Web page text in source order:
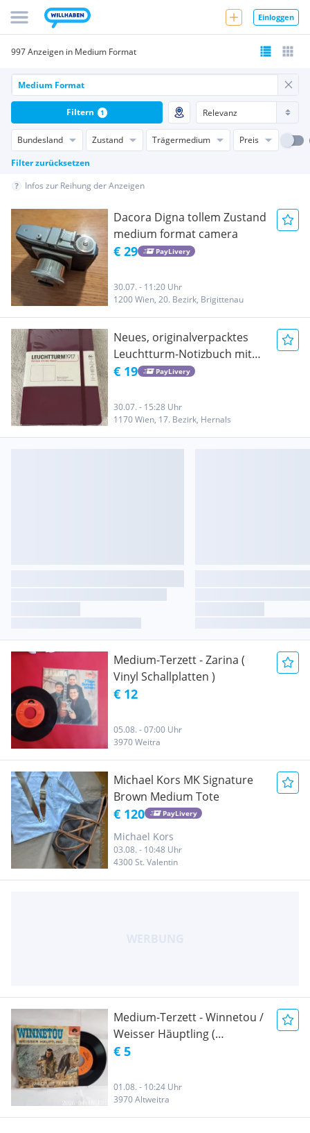
Einloggen
997 Anzeigen in Medium Format
Bundesland Zustand Trägermedium
Preis
Filter zurücksetzen
Filtern 1
Infos zur Reihung der Anzeigen
Dacora Digna tollem Zustand
medium format camera
€ 29 PayLivery
30.07. - 11:20 Uhr
1200 Wien, 20. Bezirk, Brigittenau
Neues, originalverpacktes
Leuchtturm-Notizbuch mit
Hardcover-Einband / Format
Port Red
€ 19 PayLivery
30.07. - 15:28 Uhr
1170 Wien, 17. Bezirk, Hernals
Medium-Terzett - Zarina (
Vinyl Schallplatten )
€ 12
05.08. - 07:00 Uhr
3970 Weitra
Michael Kors MK Signature
Brown Medium Tote
€ 120 PayLivery
Michael Kors
03.08. - 10:48 Uhr
4300 St. Valentin
Medium-Terzett - Winnetou /
Weisser Häuptling (
Schallplatten Vinyl )
€ 5
01.08. - 10:24 Uhr
3970 Altweitra